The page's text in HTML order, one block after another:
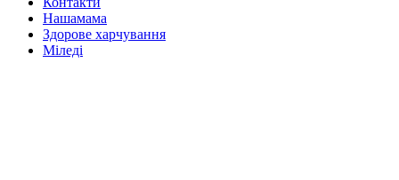
Нашамама
Здорове харчування
Міледі